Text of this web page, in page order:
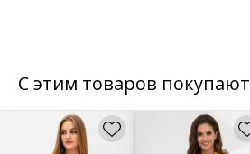
С этим товаров покупают